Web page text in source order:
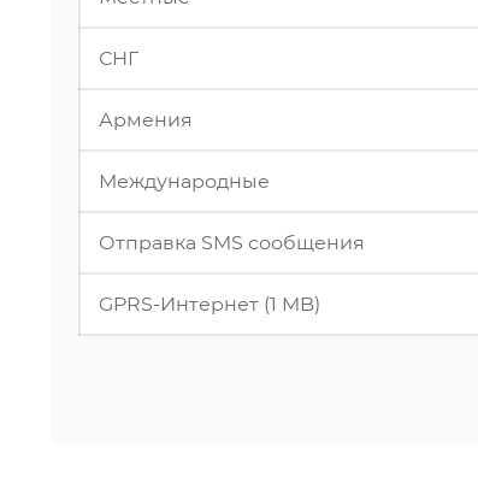
СНГ
Армения
Международные
Отправка SMS сообщения
GPRS-Интернет (1 MB)